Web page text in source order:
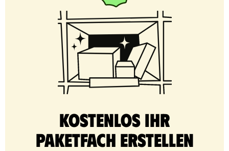
Kostenlos Ihr
Paketfach erstellen